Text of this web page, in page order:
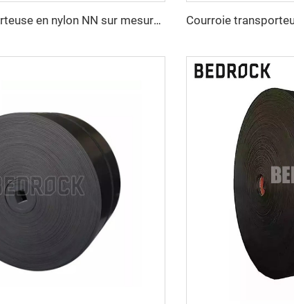
Courroie transporteuse en nylon NN sur mesure, résistante à l'abrasion, motif en chevrons pour l'exploitation minière